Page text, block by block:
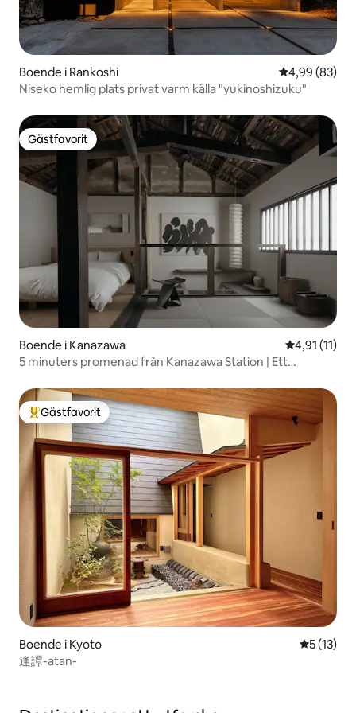
Boende i Rankoshi 4,99 av 5 i
4,99 (83)
Niseko hemlig plats privat varm källa "yukinoshizuku"
Gästfavorit
Gästfavorit
Boende i Kanazawa 4,91 av 5 i
4,91 (11)
5 minuters promenad från Kanazawa Station | Ett
zen, hantverk och konst | Haku_ma
Populär gästfavorit
Gästfavorit
Boende i Kyoto 5 av 5 i
5 (13)
逢譚-atan-